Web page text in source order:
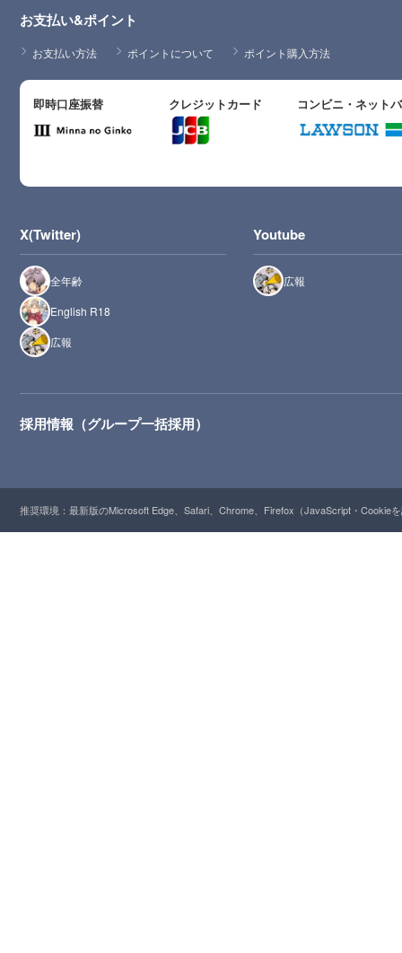
お支払い&ポイント
お支払い方法 ポイントについて ポイント購入方法
即時口座振替 クレジットカード コンビニ・ネット
X(Twitter)
全年齢
English R18
広報
Youtube
広報
採用情報（グループ一括採用）
推奨環境：最新版のMicrosoft Edge、Safari、Chrome、Firefox（JavaScript・Cookie